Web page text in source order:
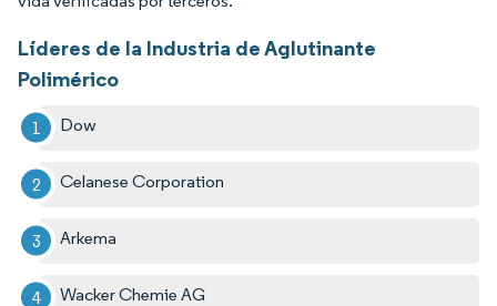
Líderes de la Industria de Aglutinante
Polimérico
Dow
Celanese Corporation
Arkema
Wacker Chemie AG